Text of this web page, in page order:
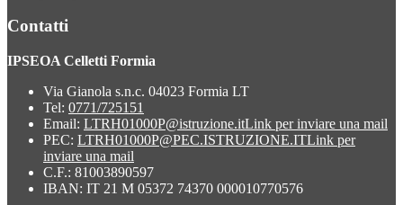
Contatti
IPSEOA Celletti Formia
Via Gianola s.n.c. 04023 Formia LT
Tel: 0771/725151
Email: LTRH01000P@istruzione.itLink per inviare una mail
PEC: LTRH01000P@PEC.ISTRUZIONE.ITLink per
inviare una mail
C.F.: 81003890597
IBAN: IT 21 M 05372 74370 000010770576